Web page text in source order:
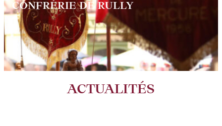
CONFRÉRIE DE RULLY
ACTUALITÉS